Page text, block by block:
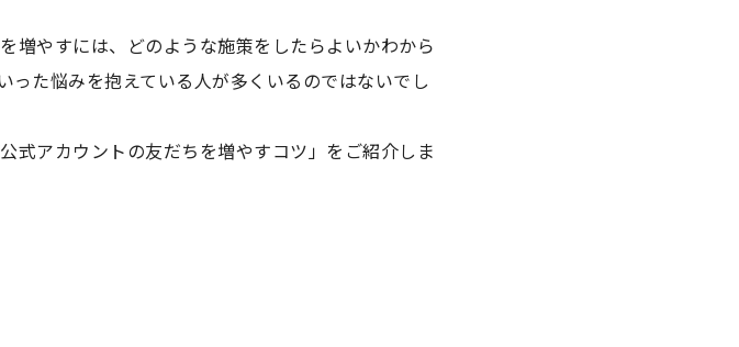
増やすには、どのような施策をしたらよいかわから
た悩みを抱えている人が多くいるのではないでし
式アカウントの友だちを増やすコツ」をご紹介しま